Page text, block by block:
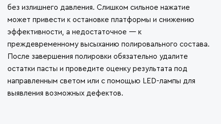
без излишнего давления. Слишком сильное нажатие
может привести к остановке платформы и снижению
эффективности, а недостаточное — к
преждевременному высыханию полировального состава.
После завершения полировки обязательно удалите
остатки пасты и проведите оценку результата под
направленным светом или с помощью LED-лампы для
выявления возможных дефектов.